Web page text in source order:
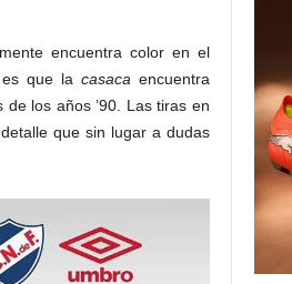
encuentra color en el
que la casaca encuentra
los años ’90. Las tiras en
que sin lugar a dudas